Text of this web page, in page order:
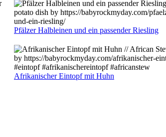
Pfälzer Halbleinen und ein passender Riesling
Afrikanischer Eintopf mit Huhn